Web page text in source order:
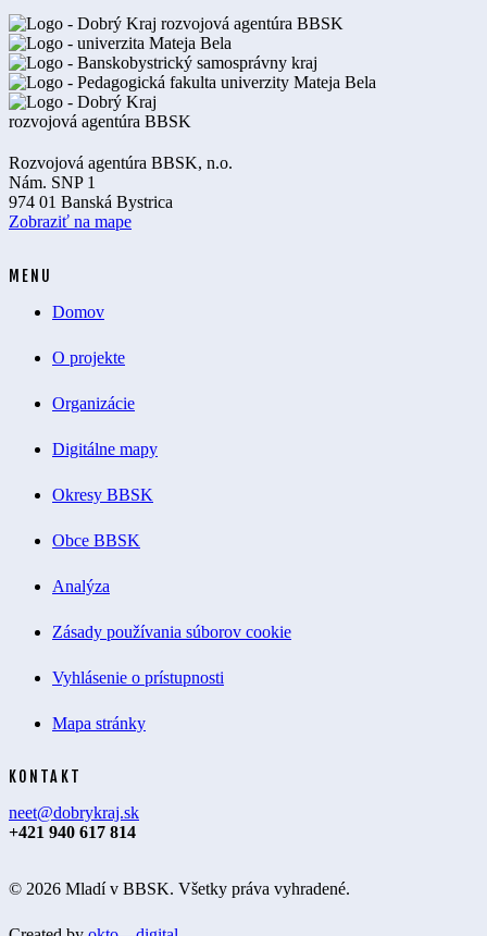
Rozvojová agentúra BBSK, n.o.
Nám. SNP 1
974 01 Banská Bystrica
Zobraziť na mape
MENU
Domov
O projekte
Organizácie
Digitálne mapy
Okresy BBSK
Obce BBSK
Analýza
Zásady používania súborov cookie
Vyhlásenie o prístupnosti
Mapa stránky
KONTAKT
neet@dobrykraj.sk
+421 940 617 814
© 2026 Mladí v BBSK. Všetky práva vyhradené.